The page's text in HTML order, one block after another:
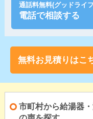
通話料無料(グッドライ
電話で相談する
無料お見積りはこ
市町村から給湯器